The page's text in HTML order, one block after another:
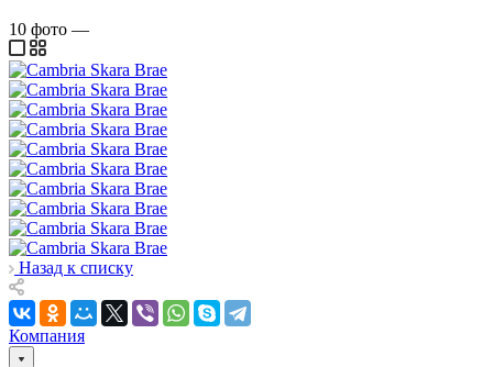
10 фото —
Назад к списку
Компания